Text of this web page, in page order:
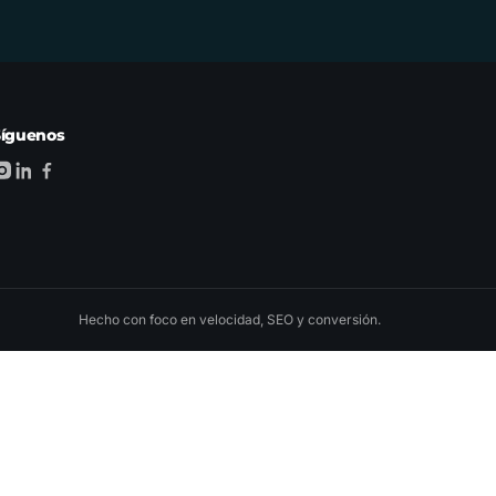
Hecho con foco en velocidad, SEO y conversión.